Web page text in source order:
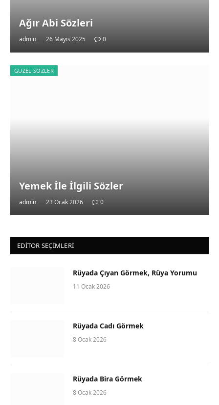
Ağır Abi Sözleri
admin 26 Mayıs 2025 0
GÜZEL SÖZLER
Yemek İle İlgili Sözler
admin 23 Ocak 2026 0
EDITOR SEÇIMLERI
Rüyada Çıyan Görmek, Rüya Yorumu
11 Ocak 2026
Rüyada Cadı Görmek
8 Ocak 2026
Rüyada Bira Görmek
8 Ocak 2026